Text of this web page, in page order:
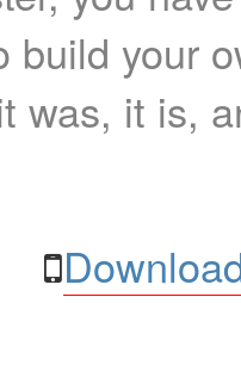
build your
was, it is,